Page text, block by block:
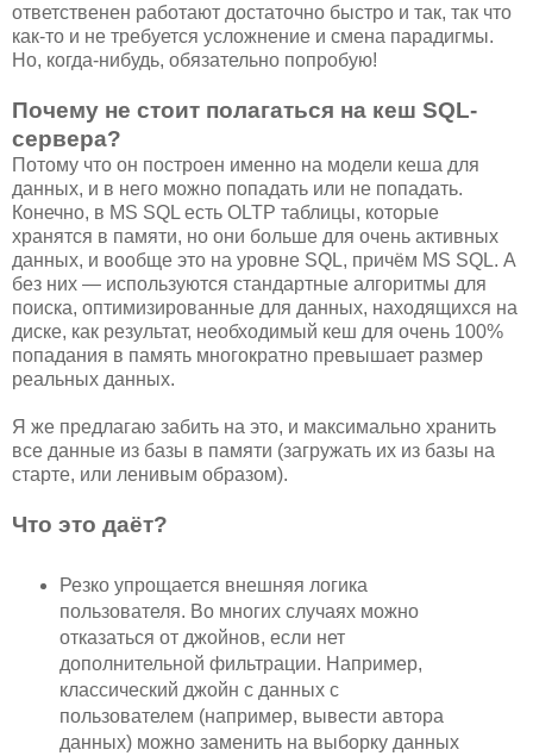
ответственен работают достаточно быстро и так, так что
как-то и не требуется усложнение и смена парадигмы.
Но, когда-нибудь, обязательно попробую!
Почему не стоит полагаться на кеш SQL-
сервера?
Потому что он построен именно на модели кеша для
данных, и в него можно попадать или не попадать.
Конечно, в MS SQL есть OLTP таблицы, которые
хранятся в памяти, но они больше для очень активных
данных, и вообще это на уровне SQL, причём MS SQL. А
без них — используются стандартные алгоритмы для
поиска, оптимизированные для данных, находящихся на
диске, как результат, необходимый кеш для очень 100%
попадания в память многократно превышает размер
реальных данных.
Я же предлагаю забить на это, и максимально хранить
все данные из базы в памяти (загружать их из базы на
старте, или ленивым образом).
Что это даёт?
Резко упрощается внешняя логика
пользователя. Во многих случаях можно
отказаться от джойнов, если нет
дополнительной фильтрации. Например,
классический джойн с данных с
пользователем (например, вывести автора
данных) можно заменить на выборку данных